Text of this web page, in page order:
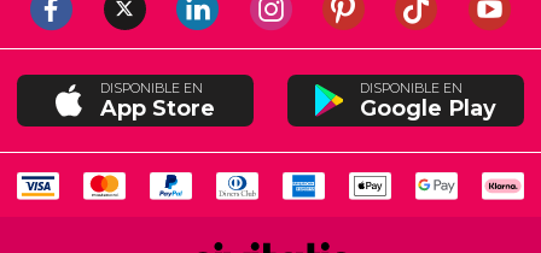
DISPONIBLE EN
App Store
DISPONIBLE EN
Google Play